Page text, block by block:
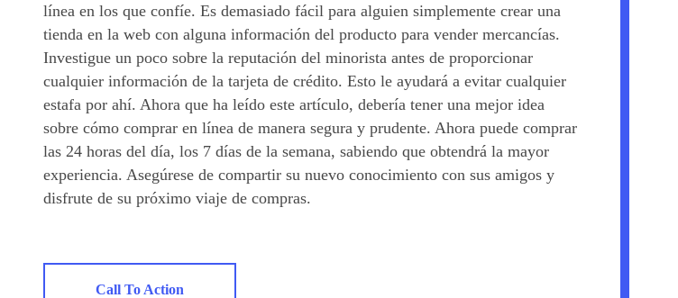
línea en los que confíe. Es demasiado fácil para alguien simplemente crear una
tienda en la web con alguna información del producto para vender mercancías.
Investigue un poco sobre la reputación del minorista antes de proporcionar
cualquier información de la tarjeta de crédito. Esto le ayudará a evitar cualquier
estafa por ahí. Ahora que ha leído este artículo, debería tener una mejor idea
sobre cómo comprar en línea de manera segura y prudente. Ahora puede comprar
las 24 horas del día, los 7 días de la semana, sabiendo que obtendrá la mayor
experiencia. Asegúrese de compartir su nuevo conocimiento con sus amigos y
disfrute de su próximo viaje de compras.
Call To Action